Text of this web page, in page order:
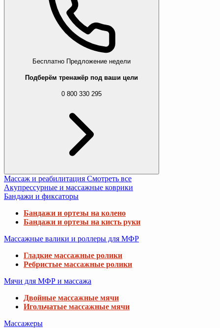
Бесплатно Предложение недели
Подберём тренажёр под ваши цели
0 800 330 295
Массаж и реабилитация Смотреть все
Акупрессурные и массажные коврики
Бандажи и фиксаторы
Бандажи и ортезы на колено
Бандажи и ортезы на кисть руки
Массажные валики и роллеры для МФР
Гладкие массажные ролики
Ребристые массажные ролики
Мячи для МФР и массажа
Двойные массажные мячи
Игольчатые массажные мячи
Массажеры